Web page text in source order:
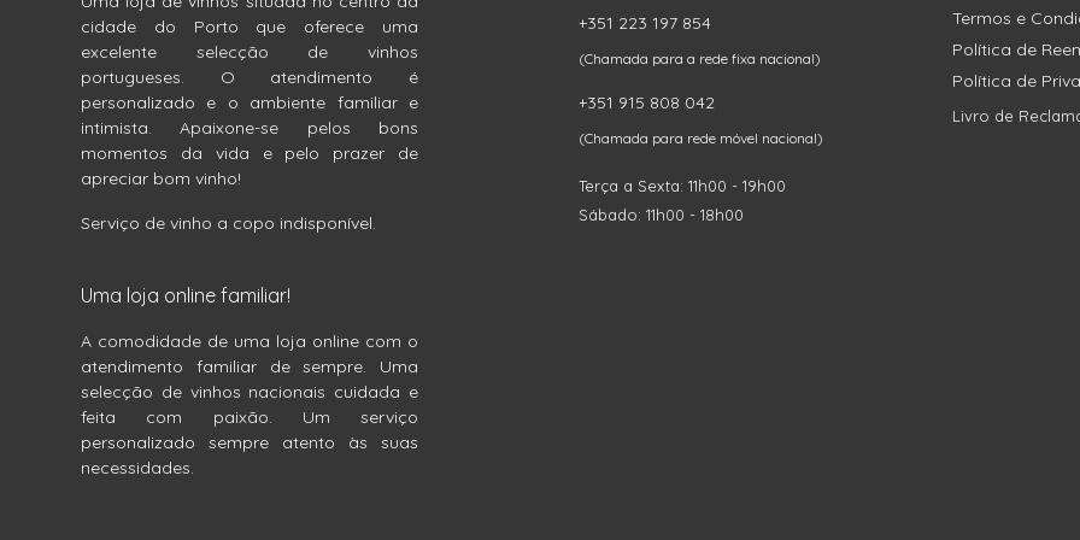
cidade do Porto que oferece uma
excelente selecção de vinhos
portugueses. O atendimento é
personalizado e o ambiente familiar e
intimista. Apaixone-se pelos bons
momentos da vida e pelo prazer de
apreciar bom vinho!
Serviço de vinho a copo indisponível.
Uma loja online familiar!
A comodidade de uma loja online com o
atendimento familiar de sempre. Uma
selecção de vinhos nacionais cuidada e
feita com paixão. Um serviço
personalizado sempre atento às suas
necessidades.
+351 223 197 854
(Chamada para a rede fixa nacional)
+351 915 808 042
(Chamada para rede móvel nacional)
Terça a Sexta: 11h00 - 19h00
Sábado: 11h00 - 18h00
Termos e
Política de
Política de
Livro de